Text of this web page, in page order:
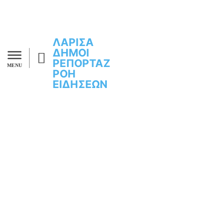
MENU
ΛΑΡΙΣΑ
ΔΗΜΟΙ
ΡΕΠΟΡΤΑΖ
ΡΟΗ
ΕΙΔΗΣΕΩΝ